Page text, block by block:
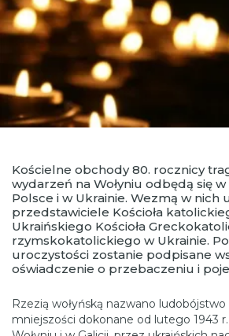
Kościelne obchody 80. rocznicy
wydarzeń na Wołyniu odbędą się
Polsce i w Ukrainie. Wezmą w nich
przedstawiciele Kościoła
Ukraińskiego Kościoła
rzymskokatolickiego w Ukrainie.
uroczystości zostanie podpisane
oświadczenie o przebaczeniu i
Rzezią wołyńską nazwano ludobójstwo
mniejszości dokonane od lutego 1943